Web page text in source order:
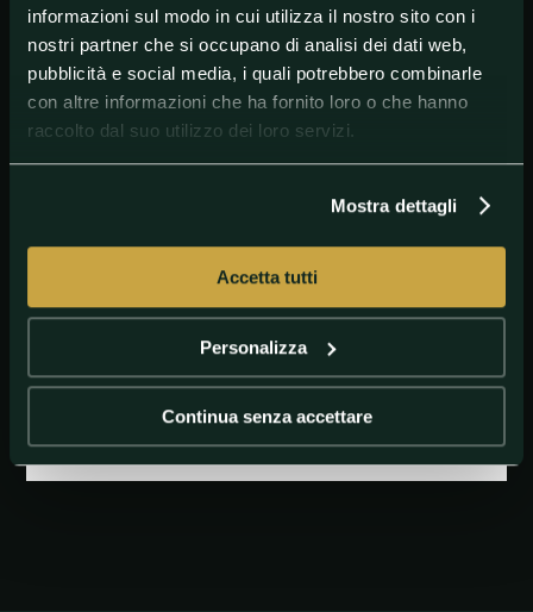
informazioni sul modo in cui utilizza il nostro sito con i
nostri partner che si occupano di analisi dei dati web,
pubblicità e social media, i quali potrebbero combinarle
con altre informazioni che ha fornito loro o che hanno
raccolto dal suo utilizzo dei loro servizi.
Mostra dettagli
Accetta tutti
Personalizza
Continua senza accettare
#Juventus #M.Pjanić #MiralemPjanic #SerieA
GETTY IMAGES Miralem Pjanic - Juventus